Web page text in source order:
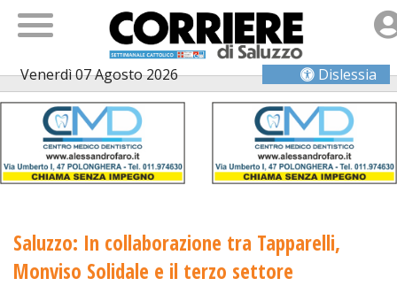
Venerdì 07 Agosto 2026 Dislessia
Saluzzo: In collaborazione tra Tapparelli,
Monviso Solidale e il terzo settore